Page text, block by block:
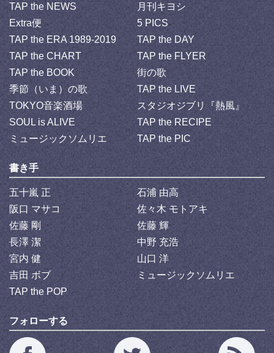
TAP the NEWS
月刊キヨシ
Extra便
5 PICS
TAP the ERA 1989-2019
TAP the DAY
TAP the CHART
TAP the FLYER
TAP the BOOK
街の歌
季節（いま）の歌
TAP the LIVE
TOKYO音楽酒場
スタジオジブリ『熱風』
SOUL is ALIVE
TAP the RECIPE
ミュージックソムリエ
TAP the PIC
書き手
五十嵐 正
石浦 由高
阪口 マサコ
佐々木 モトアキ
佐藤 剛
佐藤 輝
長澤 潔
中野 充浩
宮内 健
山口 洋
吉田 ボブ
ミュージックソムリエ
TAP the POP
フォローする